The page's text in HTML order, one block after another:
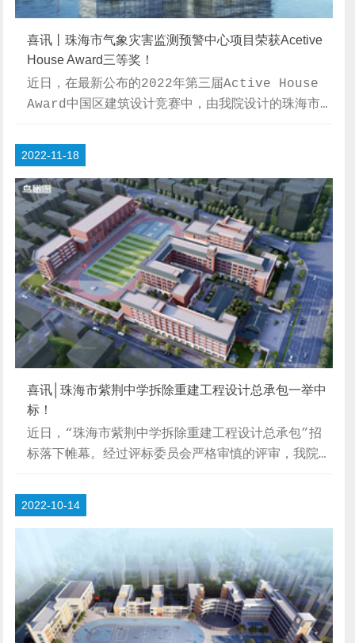
喜讯丨珠海市气象灾害监测预警中心项目荣获Acetive
House Award三等奖！
近日，在最新公布的2022年第三届Active House
Award中国区建筑设计竞赛中，由我院设计的珠海市
【竞赛介绍】Active House Award国际建筑设计
大赛由Active House Alliance（主动式建筑国
际联盟）发起，至今已成功举办七届，超过100个国家
的建筑作品参赛。2020年，经主动式建筑国际联盟授
权，AH Award中国区竞赛（建筑设计）启动，参赛作
品数量逐年增加，业内众多知名设计院、明星设计
事...
2022-11-18
喜讯│珠海市紫荆中学拆除重建工程设计总承包一举中
标！
近日，“珠海市紫荆中学拆除重建工程设计总承包”招
标落下帷幕。经过评标委员会严格审慎的评审，我院方
洲区，东临凤凰北路，北临翠香路，南临教育路，东北
与香港港码头隔峡相望；周围1.5KM范围内有石溪公
洲一小、三小、四小、香洲第七中学等教育配套设施；
香洲埠商业、文化、历史街区；野狸岛、珠海歌剧院等
文娱，拥有优越的地理区位。【设计理念】基于承古启
新的初衷，通过设计延续传统的书院空间序列，赋
形...
2022-10-14